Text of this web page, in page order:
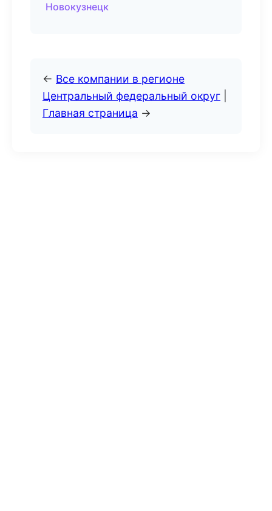
Новокузнецк
← Все компании в регионе
Центральный федеральный округ
Главная страница →